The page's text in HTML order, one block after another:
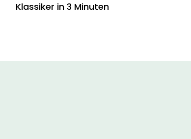
Klassiker in 3 Minuten